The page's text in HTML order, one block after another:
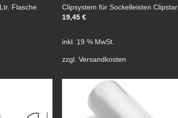
Flasche
Clipsystem für Sockelleisten Clipstar
19,45€
inkl. 19 % MwSt.
zzgl.Versandkosten